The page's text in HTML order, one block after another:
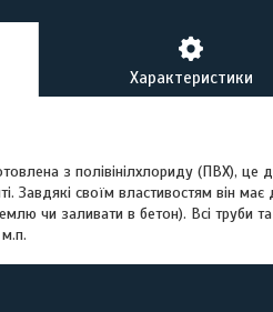
Характеристики
з полівінілхлориду (ПВХ), це
Завдякі своїм властивостям він
чи заливати в бетон). Всі труби